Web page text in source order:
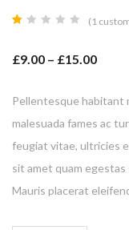
of
customer
( 1
£9.00 – £15.00
Pellentesque
malesuada fames ac
feugiat vitae, ultricies
sit amet quam
Mauris placerat